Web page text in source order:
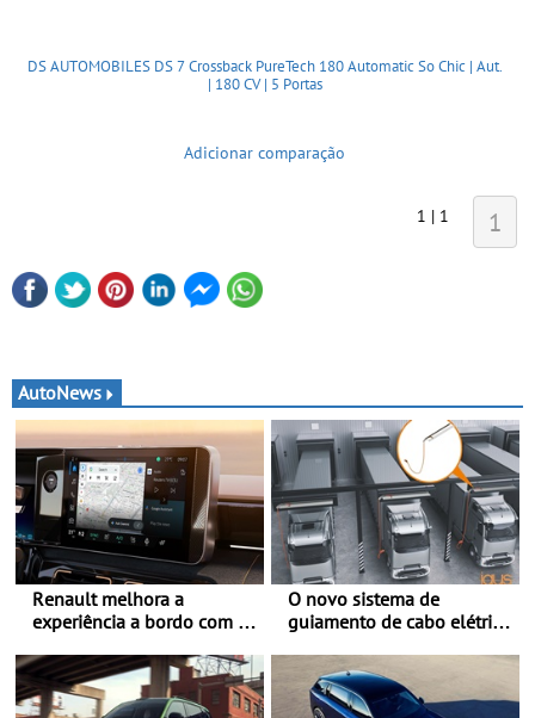
DS AUTOMOBILES DS 7 Crossback PureTech 180 Automatic So Chic | Aut.
| 180 CV | 5 Portas
Adicionar comparação
1 | 1 1
AutoNews
Renault melhora a
experiência a bordo com o
de IA da google, agora
disponível com o OpenR
link
O novo sistema de
guiamento de cabo elétrico
carregamento de camiões e
carros elétricos - O e-tract
DC horizontal traz mais